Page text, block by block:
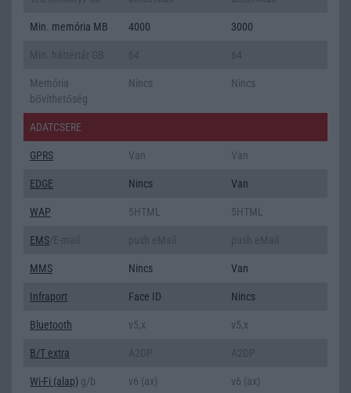
Min. memória MB 4000 3000
Memória
bővíthetőség
Nincs Nincs
ADATCSERE
GPRS Van Van
EDGE Nincs Van
WAP 5HTML 5HTML
EMS
MMS Nincs Van
Infraport Face ID Nincs
Bluetooth v5,x v5,x
B/T extra
Wi-Fi (alap) g/b v6 (ax) v6 (ax)